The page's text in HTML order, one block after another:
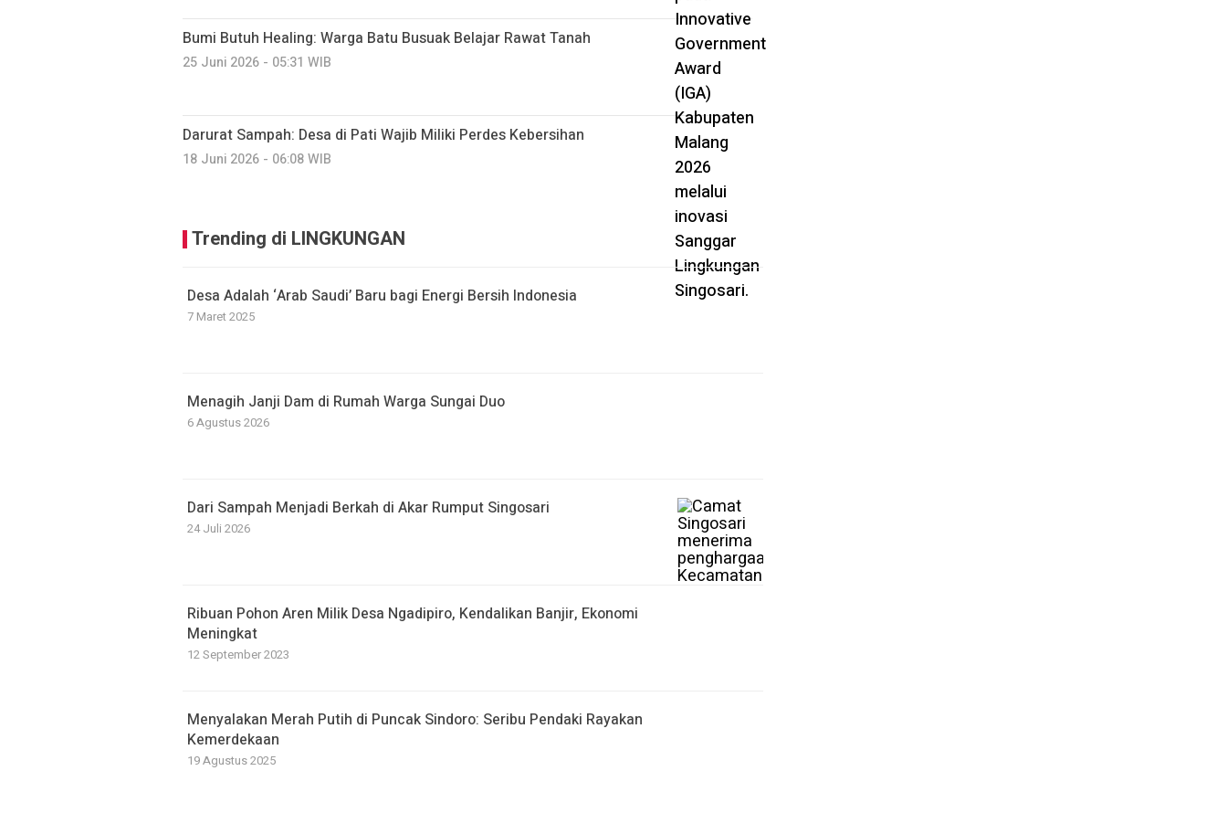
Bumi Butuh Healing: Warga Batu Busuak Belajar Rawat Tanah
25 Juni 2026 - 05:31 WIB
Darurat Sampah: Desa di Pati Wajib Miliki Perdes Kebersihan
18 Juni 2026 - 06:08 WIB
Trending di LINGKUNGAN
Desa Adalah ‘Arab Saudi’ Baru bagi Energi Bersih Indonesia
7 Maret 2025
Menagih Janji Dam di Rumah Warga Sungai Duo
6 Agustus 2026
Dari Sampah Menjadi Berkah di Akar Rumput Singosari
24 Juli 2026
Ribuan Pohon Aren Milik Desa Ngadipiro, Kendalikan Banjir, Ekonomi
Meningkat
12 September 2023
Menyalakan Merah Putih di Puncak Sindoro: Seribu Pendaki Rayakan
Kemerdekaan
19 Agustus 2025